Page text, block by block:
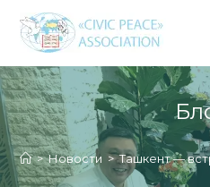
Перейти
содержимому
> Новости > Ташкент —